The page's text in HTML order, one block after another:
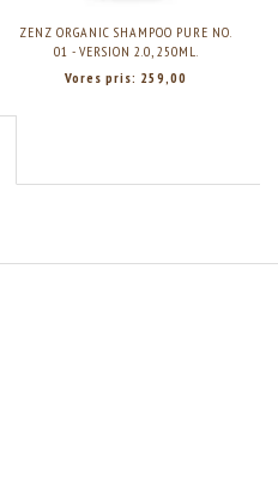
ZENZ ORGANIC SHAMPOO PURE NO.
01 - VERSION 2.0, 250ML.
Vores pris: 259,00